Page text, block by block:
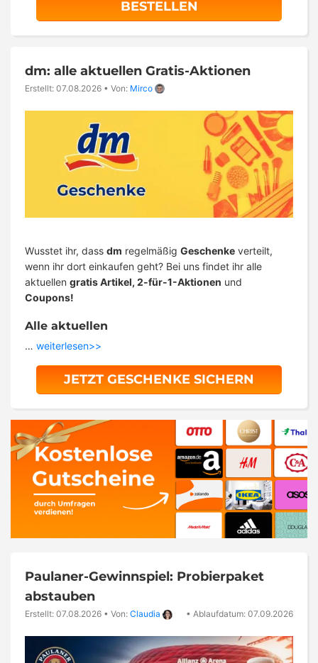
BESTELLEN
dm: alle aktuellen Gratis-Aktionen
Erstellt: 07.08.2026 • Von: Mirco
Wusstet ihr, dass dm regelmäßig Geschenke verteilt,
wenn ihr dort einkaufen geht? Bei uns findet ihr alle
aktuellen gratis Artikel, 2-für-1-Aktionen und
Coupons!
Alle aktuellen
… weiterlesen>>
JETZT GESCHENKE SICHERN
Paulaner-Gewinnspiel: Probierpaket
abstauben
Erstellt: 07.08.2026 • Von: Claudia • Ablaufdatum: 07.09.2026